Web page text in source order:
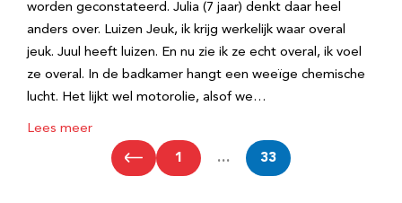
worden geconstateerd. Julia (7 jaar) denkt daar heel
anders over. Luizen Jeuk, ik krijg werkelijk waar overal
jeuk. Juul heeft luizen. En nu zie ik ze echt overal, ik voel
ze overal. In de badkamer hangt een weeïge chemische
lucht. Het lijkt wel motorolie, alsof we…
Lees meer
1 … 33